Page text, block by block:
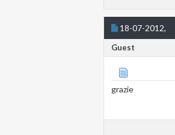
18-07-2012,
Guest
grazie